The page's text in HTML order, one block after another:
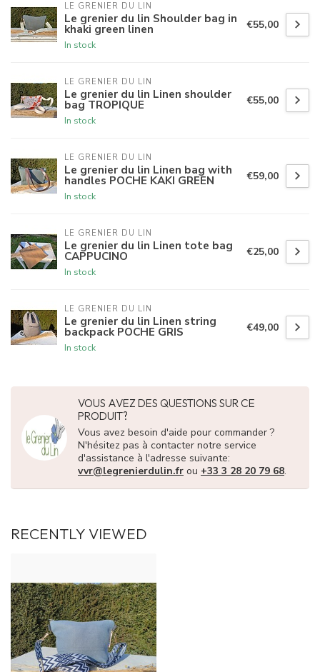
LE GRENIER DU LIN
Le grenier du lin Shoulder bag in
khaki green linen
In stock
€55,00
LE GRENIER DU LIN
Le grenier du lin Linen shoulder
bag TROPIQUE
In stock
€55,00
LE GRENIER DU LIN
Le grenier du lin Linen bag with
handles POCHE KAKI GREEN
In stock
€59,00
LE GRENIER DU LIN
Le grenier du lin Linen tote bag
CAPPUCINO
In stock
€25,00
LE GRENIER DU LIN
Le grenier du lin Linen string
backpack POCHE GRIS
In stock
€49,00
VOUS AVEZ DES QUESTIONS SUR CE
PRODUIT?
Vous avez besoin d'aide pour commander ?
N'hésitez pas à contacter notre service
d'assistance à l'adresse suivante:
vvr@legrenierdulin.fr ou +33 3 28 20 79 68.
RECENTLY VIEWED